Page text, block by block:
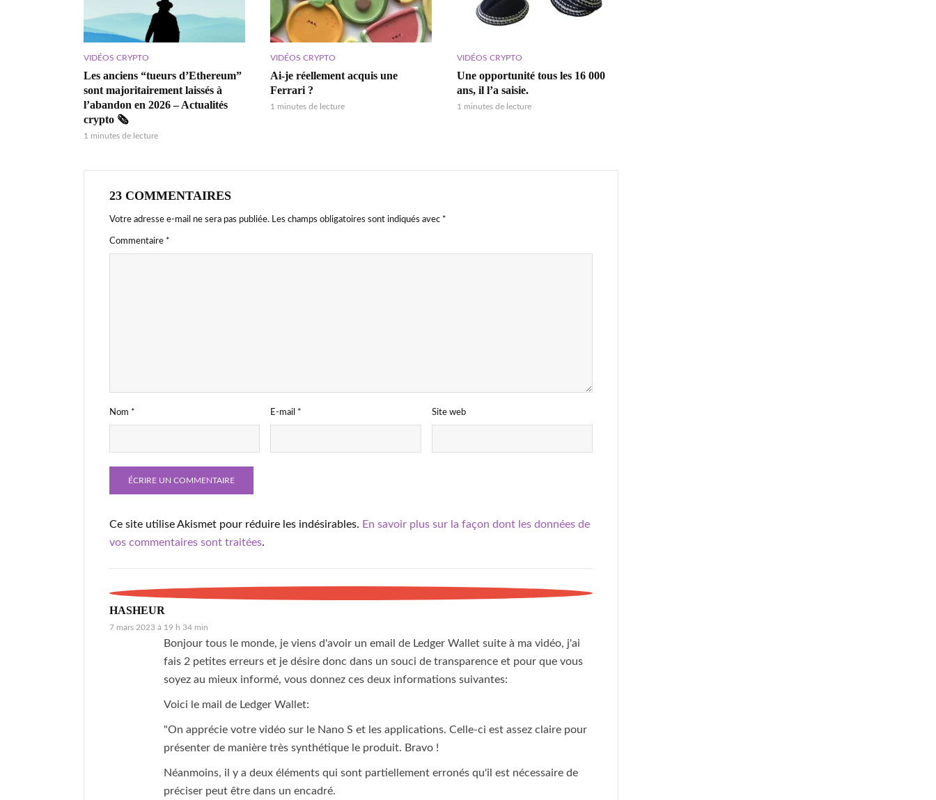
VIDÉOS CRYPTO
Les anciens “tueurs d’Ethereum”
sont majoritairement laissés à
l’abandon en 2026 – Actualités
crypto 🗞️
1 minutes de lecture
VIDÉOS CRYPTO
Ai-je réellement acquis une
Ferrari ?
1 minutes de lecture
VIDÉOS CRYPTO
Une opportunité tous les 16 000
ans, il l’a saisie.
1 minutes de lecture
23 COMMENTAIRES
Votre adresse e-mail ne sera pas publiée. Les champs obligatoires sont indiqués avec *
Commentaire *
Nom * E-mail * Site web
Ce site utilise Akismet pour réduire les indésirables. En savoir plus sur la façon dont les données de
vos commentaires sont traitées.
HASHEUR
7 mars 2023 à 19 h 34 min
Bonjour tous le monde, je viens d'avoir un email de Ledger Wallet suite à ma vidéo, j'ai
fais 2 petites erreurs et je désire donc dans un souci de transparence et pour que vous
soyez au mieux informé, vous donnez ces deux informations suivantes:
Voici le mail de Ledger Wallet:
"On apprécie votre vidéo sur le Nano S et les applications. Celle-ci est assez claire pour
présenter de manière très synthétique le produit. Bravo !
Néanmoins, il y a deux éléments qui sont partiellement erronés qu'il est nécessaire de
préciser peut être dans un encadré.